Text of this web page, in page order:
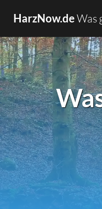
HarzNow.deWas